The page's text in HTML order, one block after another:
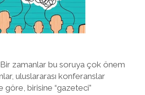
twitterfacebookinstagram
zamanlar bu soruya çok önem
uluslararası konferanslar
göre, birisine “gazeteci”